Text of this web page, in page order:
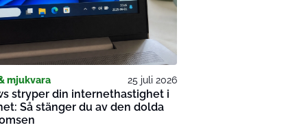
mjukvara 25 juli 2026
stryper din internethastighet i
Så stänger du av den dolda